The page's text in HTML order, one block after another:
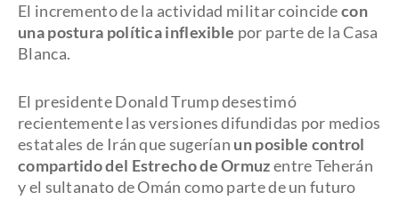
El incremento de la actividad militar coincidecon
una postura política inflexible por parte de la Casa
Blanca.
El presidente Donald Trump desestimó
recientemente las versiones difundidas por medios
estatales de Irán que sugerían un posible control
compartido del Estrecho de Ormuzentre Teherán
y el sultanato de Omán como parte de un futuro